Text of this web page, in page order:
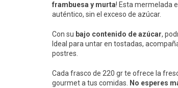
frambuesa y murta! Esta mermelada
auténtico, sin el exceso de azúcar.
Con su bajo contenido de azúcar,
Ideal para untar en tostadas,
postres.
Cada frasco de 220 gr te ofrece la
gourmet a tus comidas. No esperes